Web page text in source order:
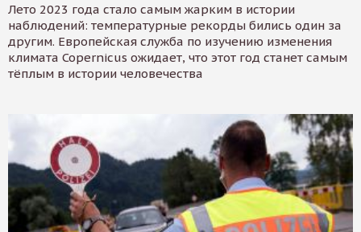
Лето 2023 года стало самым жарким в истории
наблюдений: температурные рекорды бились один за
другим. Европейская служба по изучению изменения
климата Copernicus ожидает, что этот год станет самым
тёплым в истории человечества